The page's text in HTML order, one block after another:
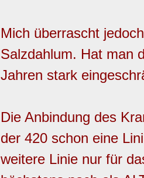
Mich überrascht
Salzdahlum. Hat man
Jahren stark
Die Anbindung des
der 420 schon eine
weitere Linie nur für